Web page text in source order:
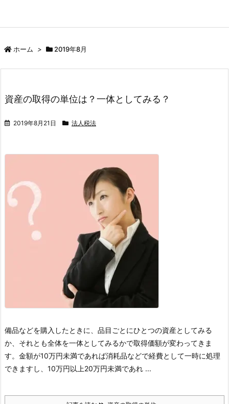
ホーム > 2019年8月
資産の取得の単位は？一体としてみる？
2019年8月21日 法人税法
備品などを購入したときに、品目ごとにひとつの資産としてみる
か、それとも全体を一体としてみるかで取得価額が変わってきま
す。 金額が10万円未満であれば消耗品などで経費として一時に処理
できますし、10万円以上20万円未満であれ ...